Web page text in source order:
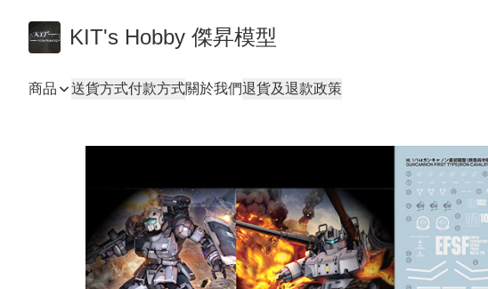
KIT's Hobby 傑昇模型
商品 送貨方式付款方式關於我們退貨及退款政策